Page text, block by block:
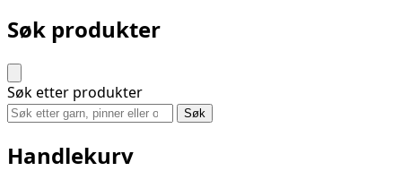
Søk produkter
Søk etter produkter
Søk
Handlekurv